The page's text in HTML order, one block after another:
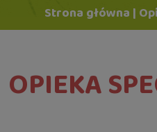
Strona główna |
OPIEKA